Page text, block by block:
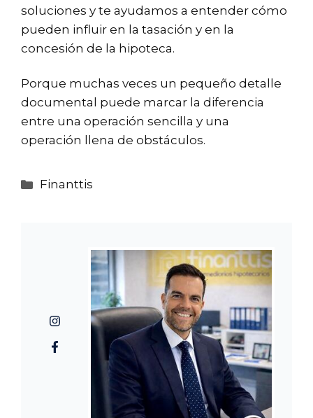
soluciones y te ayudamos a entender cómo
pueden influir en la tasación y en la
concesión de la hipoteca.
Porque muchas veces un pequeño detalle
documental puede marcar la diferencia
entre una operación sencilla y una
operación llena de obstáculos.
Categorías
Finanttis